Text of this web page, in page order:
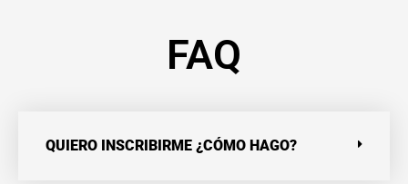
FAQ
QUIERO INSCRIBIRME ¿CÓMO HAGO?